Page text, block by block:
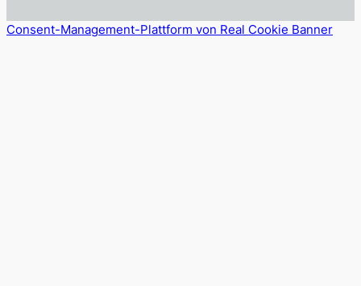
Consent-Management-Plattform von Real Cookie Banner